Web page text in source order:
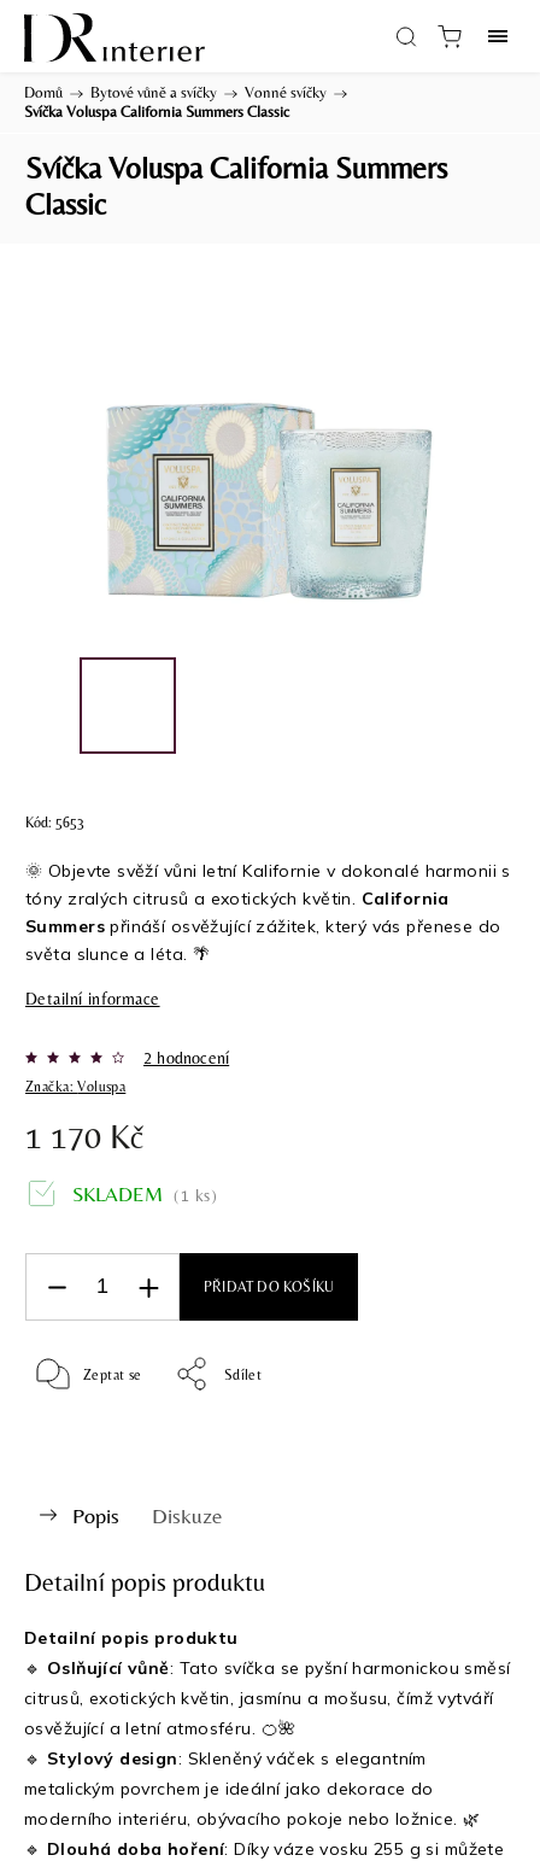
Domů / Bytové vůně a svíčky / Vonné svíčky /
Svíčka Voluspa California Summers Classic
Svíčka Voluspa California Summers
Classic
Kód: 5653
🌞 Objevte svěží vůni letní Kalifornie v dokonalé harmonii s
tóny zralých citrusů a exotických květin. California
Summerspřináší osvěžující zážitek, který vás přenese do
světa slunce a léta. 🌴
Detailní informace
Značka:Voluspa
2 hodnocení
1 170 Kč
SKLADEM (1 ks)
PŘIDAT DO KOŠÍKU
Zeptat se Sdílet
Popis Diskuze
Detailní popis produktu
Detailní popis produktu
🔹 Oslňující vůně: Tato svíčka se pyšní harmonickou směsí
citrusů, exotických květin, jasmínu a mošusu, čímž vytváří
osvěžující a letní atmosféru. 🍊🌺
🔹 Stylový design: Skleněný váček s elegantním
metalickým povrchem je ideální jako dekorace do
moderního interiéru, obývacího pokoje nebo ložnice. 🌿
🔹 Dlouhá doba hoření: Díky váze vosku 255 g si můžete